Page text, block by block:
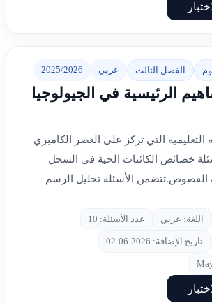
الفصل الثالث عربي 2025/2026
الرئيسية في الجيولوجيا
التي تركز على العصر الكامبري
خصائص الكائنات الحية في السجل
الفصوص.تتضمن الأسئلة تحليل الرسم
اللغة: عربي عدد الأسئلة: 10
تاريخ الإضافة: 2026-06-02